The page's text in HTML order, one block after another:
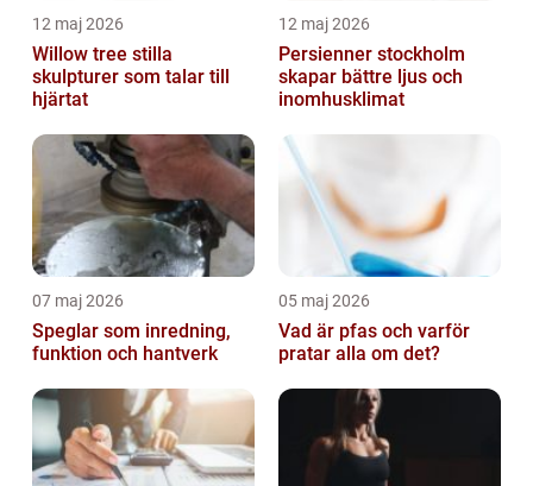
12 maj 2026
Willow tree stilla
skulpturer som talar till
hjärtat
12 maj 2026
Persienner stockholm
skapar bättre ljus och
inomhusklimat
07 maj 2026
Speglar som inredning,
funktion och hantverk
05 maj 2026
Vad är pfas och varför
pratar alla om det?